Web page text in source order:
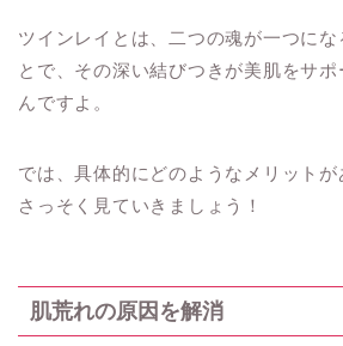
ツインレイとは、二つの魂が一つにな
とで、その深い結びつきが美肌をサ
んですよ。
では、具体的にどのようなメリットが
さっそく見ていきましょう！
肌荒れの原因を解消